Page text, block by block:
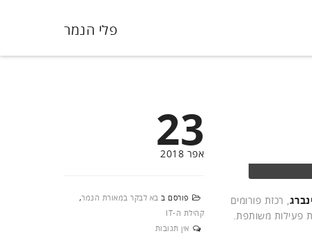
פלי הנמר
23
אפר 2018
פורסם ב בא לבקר במאורת הנמר,
קהילת ה-IT
אין תגובות
, רכזת פורומים